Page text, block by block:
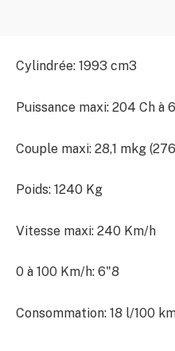
Cylindrée: 1993 cm3
Puissance maxi: 204 Ch à
Couple maxi: 28,1 mkg
Poids: 1240 Kg
Vitesse maxi: 240 Km/h
0 à 100 Km/h: 6"8
Consommation: 18 l/100